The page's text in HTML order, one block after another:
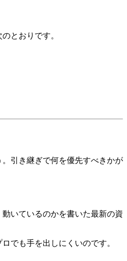
とおりです。
引き継ぎで何を優先すべきかが
いているのかを書いた最新の資
でも手を出しにくいのです。